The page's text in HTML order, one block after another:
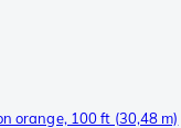
orange, 100 ft (30,48 m)